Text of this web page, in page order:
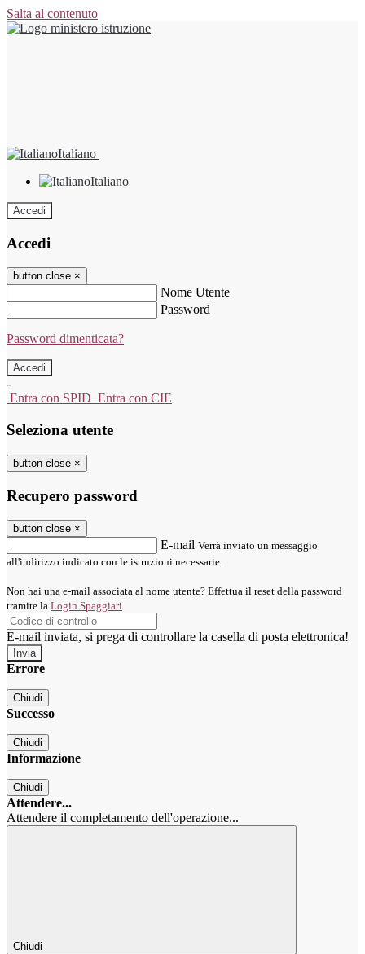
Salta al contenuto
Italiano
Italiano
Accedi
Accedi
button close ×
Nome Utente
Password
Password dimenticata?
-
Entra con SPID Entra con CIE
Seleziona utente
button close ×
Recupero password
button close ×
E-mail Verrà inviato un messaggio
all'indirizzo indicato con le istruzioni necessarie.
Non hai una e-mail associata al nome utente? Effettua il reset della password
tramite la Login Spaggiari
E-mail inviata, si prega di controllare la casella di posta elettronica!
Errore
Chiudi
Successo
Chiudi
Informazione
Chiudi
Attendere...
Attendere il completamento dell'operazione...
Chiudi